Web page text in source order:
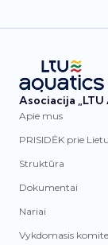
Asociacija
Apie mus
PRISIDĖK prie
Struktūra
Dokumentai
Nariai
Vykdomasis